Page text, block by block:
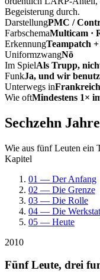
Begeisterung durch.
DarstellungPMC /
FarbschemaMulticam ·
ErkennungTeampatch
UniformzwangNö
Im SpielAls Trupp,
FunkJa, und wir
Unterwegs inFrankreich
Wie oftMindestens 1×
Sechzehn
Wie aus fünf Leuten ein
Kapitel
01 — Der Anfang
02 — Die Grenze
03 — Die Rolle
04 — Die
05 — Heute
2010
Fünf Leute, drei